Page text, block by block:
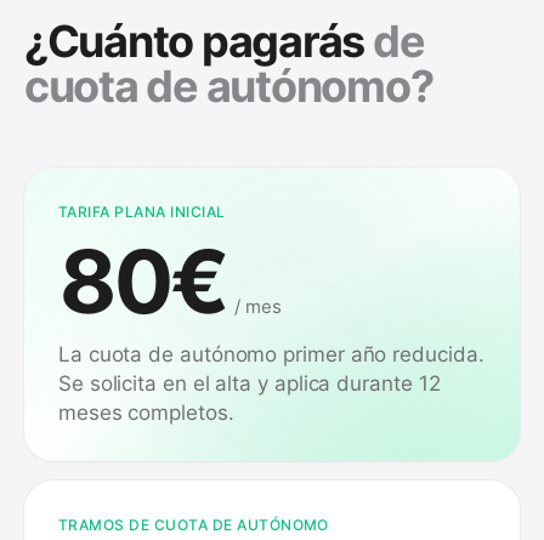
¿Cuánto pagarásde
cuota de autónomo?
TARIFA PLANA INICIAL
80€ / mes
La cuota de autónomo primer año reducida.
Se solicita en el alta y aplica durante 12
meses completos.
TRAMOS DE CUOTA DE AUTÓNOMO